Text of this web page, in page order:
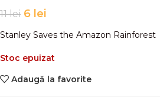
11lei 6 lei
Stanley Saves the Amazon Rainforest
Stoc epuizat
Adaugă la favorite